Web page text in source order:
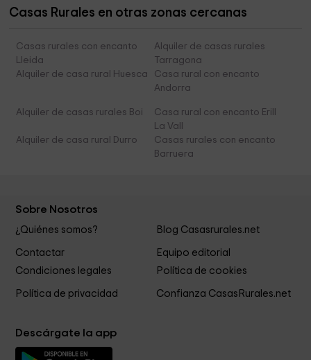
Casas Rurales en otras zonas cercanas
Casas rurales con encanto
Lleida
Alquiler de casas rurales
Tarragona
Alquiler de casa rural Huesca
Casa rural con encanto
Andorra
Alquiler de casas rurales Boi
Casa rural con encanto Erill
La Vall
Alquiler de casa rural Durro
Casas rurales con encanto
Barruera
Sobre Nosotros
¿Quiénes somos? Blog Casasrurales.net
Contactar
Equipo editorial
Condiciones legales
Política de cookies
Política de privacidad Confianza CasasRurales.net
Descárgate la app